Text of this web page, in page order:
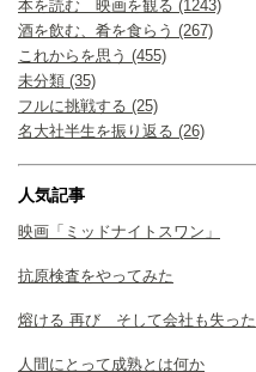
本を読む 映画を観る (1243)
酒を飲む、肴を食らう (267)
これからを思う (455)
未分類 (35)
フルに挑戦する (25)
名大社半生を振り返る (26)
人気記事
映画「ミッドナイトスワン」
抗原検査をやってみた
熔ける 再び そして会社も失った
人間にとって成熟とは何か